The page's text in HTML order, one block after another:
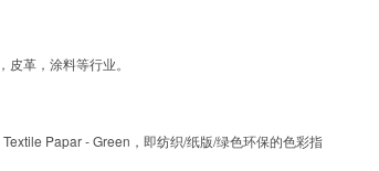
革，涂料等行业。
Papar - Green，即纺织/纸版/绿色环保的色彩指